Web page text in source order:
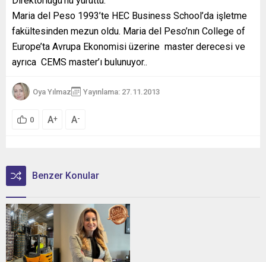
Maria del Peso 1993’te HEC Business School’da işletme
fakültesinden mezun oldu. Maria del Peso’nın College of
Europe’ta Avrupa Ekonomisi üzerine master derecesi ve
ayrıca CEMS master’ı bulunuyor..
Oya Yılmaz Yayınlama: 27.11.2013
0 A+ A-
Benzer Konular